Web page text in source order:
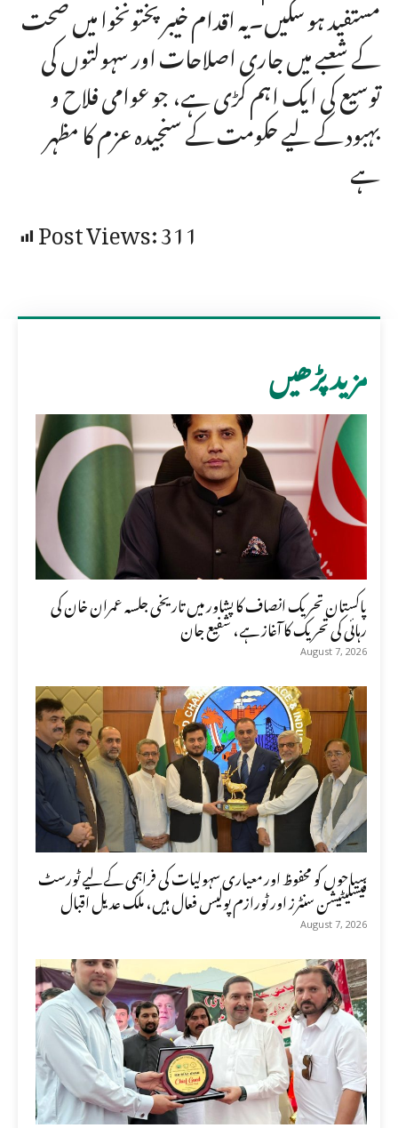
مستفید ہو سکیں۔یہ اقدام خیبر پختونخوا میں صحت
کے شعبے میں جاری اصلاحات اور سہولتوں کی
توسیع کی ایک اہم کڑی ہے، جو عوامی فلاح و
بہبود کے لیے حکومت کے سنجیدہ عزم کا مظہر
ہے
Post Views:311
مزید پڑھیں
پاکستان تحریک انصاف کا پشاور میں تاریخی جلسہ عمران خان کی
رہائی کی تحریک کا آغاز ہے، شفیع جان
August 7, 2026
سیاحوں کو محفوظ اور معیاری سہولیات کی فراہمی کے لیے ٹورسٹ
فیسلیٹیشن سنٹرز اور ٹورازم پولیس فعال ہیں، ملک عدیل اقبال
August 7, 2026